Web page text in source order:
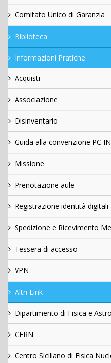
Comitato Unico di Garanzia
Biblioteca
Informazioni Pratiche
Acquisti
Associazione
Disinventario
Guida alla convenzione PC
Missione
Prenotazione aule
Registrazione identità digitali
Spedizione e Ricevimento
Tessera di accesso
VPN
Altri Link
Dipartimento di Fisica e
CERN
Centro Siciliano di Fisica